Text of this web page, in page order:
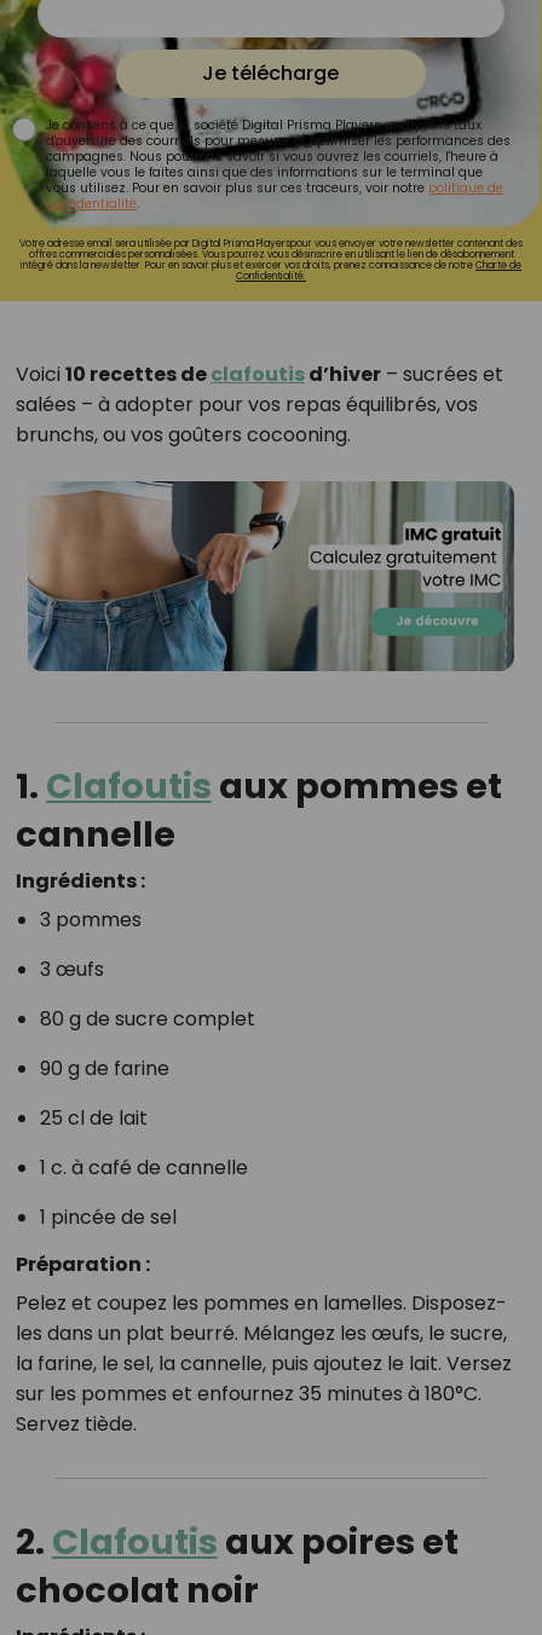
Je télécharge
Je consens à ce que la société Digital Prisma Players analyse le taux
d'ouverture des courriels pour mesurer et optimiser les performances des
campagnes. Nous pourrons savoir si vous ouvrez les courriels, l'heure à
laquelle vous le faites ainsi que des informations sur le terminal que
vous utilisez. Pour en savoir plus sur ces traceurs, voir notre politique de
confidentialité.
Votre adresse email sera utilisée par Digital Prisma Playerspour vous envoyer votre newsletter contenant des
offres commerciales personnalisées. Vous pourrez vous désinscrire en utilisant le lien de désabonnement
intégré dans la newsletter. Pour en savoir plus et exercer vos droits, prenez connaissance de notreCharte de
Confidentialité.
Voici 10 recettes declafoutisd’hiver– sucrées et
salées – à adopter pour vos repas équilibrés, vos
brunchs, ou vos goûters cocooning.
1. Clafoutis aux pommes et
cannelle
Ingrédients :
3 pommes
3 œufs
80 g de sucre complet
90 g de farine
25 cl de lait
1 c. à café de cannelle
1 pincée de sel
Préparation :
Pelez et coupez les pommes en lamelles. Disposez-
les dans un plat beurré. Mélangez les œufs, le sucre,
la farine, le sel, la cannelle, puis ajoutez le lait. Versez
sur les pommes et enfournez 35 minutes à 180°C.
Servez tiède.
2. Clafoutis aux poires et
chocolat noir